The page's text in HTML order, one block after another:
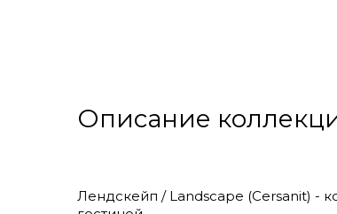
Описание
Лендскейп / Landscape (Cersanit) -